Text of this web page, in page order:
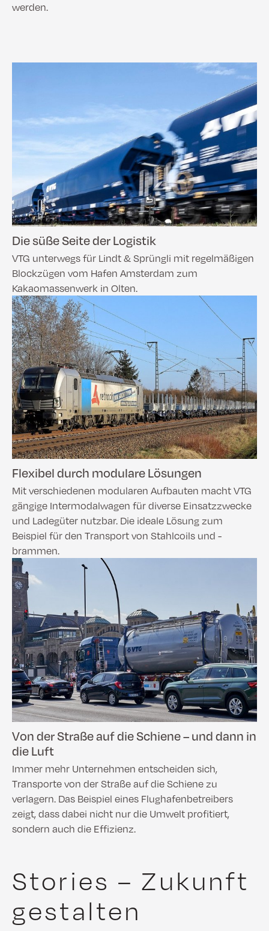
werden.
Die süße Seite der Logistik
VTG unterwegs für Lindt & Sprüngli mit regelmäßigen
Blockzügen vom Hafen Amsterdam zum
Kakaomassenwerk in Olten.
Flexibel durch modulare Lösungen
Mit verschiedenen modularen Aufbauten macht VTG
gängige Intermodalwagen für diverse Einsatzzwecke
und Ladegüter nutzbar. Die ideale Lösung zum
Beispiel für den Transport von Stahlcoils und -
brammen.
Von der Straße auf die Schiene – und dann in
die Luft
Immer mehr Unternehmen entscheiden sich,
Transporte von der Straße auf die Schiene zu
verlagern. Das Beispiel eines Flughafenbetreibers
zeigt, dass dabei nicht nur die Umwelt profitiert,
sondern auch die Effizienz.
Stories – Zukunft
gestalten